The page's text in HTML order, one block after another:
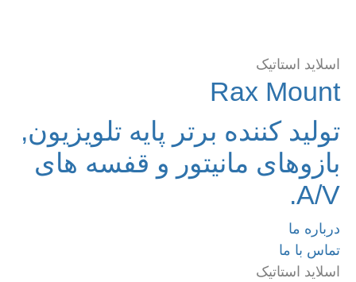
اسلاید استاتیک
Rax Mount
تولید کننده برتر پایه تلویزیون,
بازوهای مانیتور و قفسه های
A/V.
درباره ما
تماس با ما
اسلاید استاتیک